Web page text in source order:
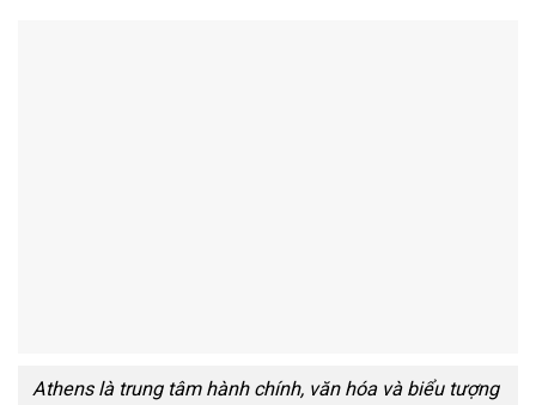
Athens là trung tâm hành chính, văn hóa và biểu tượng